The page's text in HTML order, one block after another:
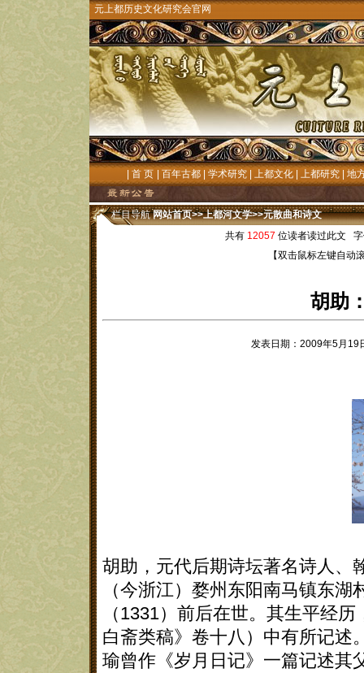
元上都历史文化研究会官网
首 页 百年古都 学术研究 上都文化 上都研究 地
栏目导航 网站首页>>上都河文学>>元散曲和诗文
共有 12057 位读者读过此文
【双击鼠标左键自
胡助
发表日期：2009年5月
胡助，元代后期诗坛著名诗人、
（今浙江）婺州东阳南马镇东
（1331）前后在世。其生平经
白斋类稿》卷十八）中有所记述
瑜曾作《岁月日记》一篇记述其